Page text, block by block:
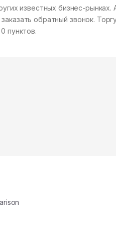
известных бизнес-рынках.
обратный звонок.
пунктов.